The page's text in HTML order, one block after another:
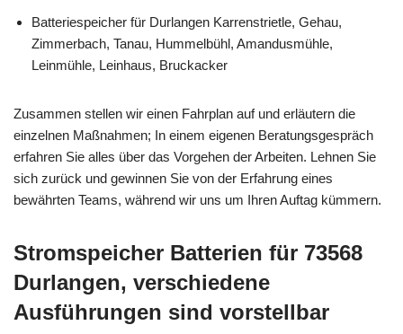
Batteriespeicher für Durlangen Karrenstrietle, Gehau,
Zimmerbach, Tanau, Hummelbühl, Amandusmühle,
Leinmühle, Leinhaus, Bruckacker
Zusammen stellen wir einen Fahrplan auf und erläutern die
einzelnen Maßnahmen; In einem eigenen Beratungsgespräch
erfahren Sie alles über das Vorgehen der Arbeiten. Lehnen Sie
sich zurück und gewinnen Sie von der Erfahrung eines
bewährten Teams, während wir uns um Ihren Auftag kümmern.
Stromspeicher Batterien für 73568
Durlangen, verschiedene
Ausführungen sind vorstellbar